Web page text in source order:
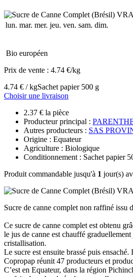
lun. mar. mer. jeu. ven. sam. dim.
Bio européen
Prix de vente : 4.74 €/kg
4.74 € / kgSachet papier 500 g
Choisir une livraison
2.37 € la pièce
Producteur principal :
Autres producteurs : SAS
Origine : Equateur
Agriculture : Biologique
Conditionnement : Sachet papier
Produit commandable jusqu'à 1 jour(s)
Sucre de canne complet non raffiné issu
Ce sucre de canne complet est obtenu
le jus de canne est chauffé graduellement
cristallisation.
Le sucre est ensuite brassé puis ensaché.
Copropap réunit 47 producteurs et
C’est en Equateur, dans la région